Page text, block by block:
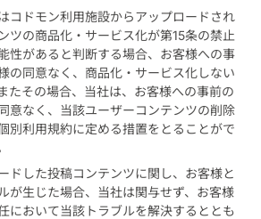
コドモン利用施設からアップロードされ
ツの商品化・サービス化が第15条の禁止
性があると判断する場合、お客様への事
の同意なく、商品化・サービス化しない
たその場合、当社は、お客様への事前の
意なく、当該ユーザーコンテンツの削除
別利用規約に定める措置をとることがで
ドした投稿コンテンツに関し、お客様と
が生じた場合、当社は関与せず、お客様
において当該トラブルを解決するととも